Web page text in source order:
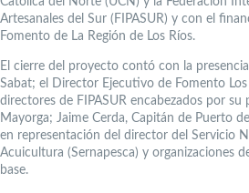
Artesanales del Sur (FIPASUR) y con el
Fomento de La Región de Los Ríos.
El cierre del proyecto contó con la
Sabat; el Director Ejecutivo de Fomento Los
directores de FIPASUR encabezados por su
Mayorga; Jaime Cerda, Capitán de Puerto
en representación del director del Servicio
Acuicultura (Sernapesca) y organizaciones
base.